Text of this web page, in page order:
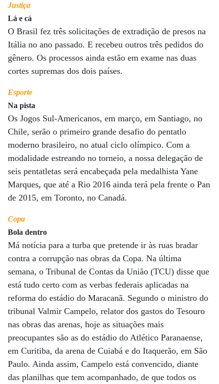
Justiça
Lá e cá
O Brasil fez três solicitações de extradição de presos na
Itália no ano passado. E recebeu outros três pedidos do
gênero. Os processos ainda estão em exame nas duas
cortes supremas dos dois países.
Esporte
Na pista
Os Jogos Sul-Americanos, em março, em Santiago, no
Chile, serão o primeiro grande desafio do pentatlo
moderno brasileiro, no atual ciclo olímpico. Com a
modalidade estreando no torneio, a nossa delegação de
seis pentatletas será encabeçada pela medalhista Yane
Marques, que até a Rio 2016 ainda terá pela frente o Pan
de 2015, em Toronto, no Canadá.
Copa
Bola dentro
Má notícia para a turba que pretende ir às ruas bradar
contra a corrupção nas obras da Copa. Na última
semana, o Tribunal de Contas da União (TCU) disse que
está tudo certo com as verbas federais aplicadas na
reforma do estádio do Maracanã. Segundo o ministro do
tribunal Valmir Campelo, relator dos gastos do Tesouro
nas obras das arenas, hoje as situações mais
preocupantes são as do estádio do Atlético Paranaense,
em Curitiba, da arena de Cuiabá e do Itaquerão, em São
Paulo. Ainda assim, Campelo está convencido, diante
das planilhas que tem acompanhado, de que todos os